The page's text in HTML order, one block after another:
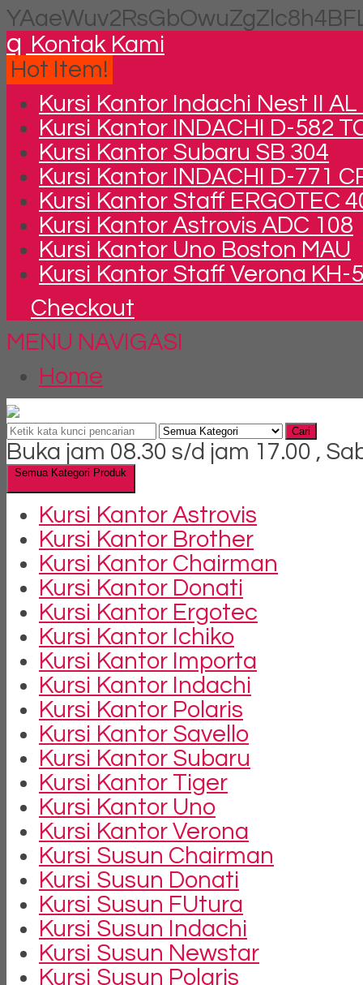
q Kontak Kami
Hot Item!
Kursi Kantor Indachi Nest II AL
Kursi Kantor INDACHI D-582
Kursi Kantor Subaru SB 304
Kursi Kantor INDACHI D-771
Kursi Kantor Staff ERGOTEC
Kursi Kantor Astrovis ADC 108
Kursi Kantor Uno Boston MAU
Kursi Kantor Staff Verona KH-
Checkout
MENU NAVIGASI
Home
Cari
Buka jam 08.30 s/d jam 17.00 ,
Semua Kategori Produk
Kursi Kantor Astrovis
Kursi Kantor Brother
Kursi Kantor Chairman
Kursi Kantor Donati
Kursi Kantor Ergotec
Kursi Kantor Ichiko
Kursi Kantor Importa
Kursi Kantor Indachi
Kursi Kantor Polaris
Kursi Kantor Savello
Kursi Kantor Subaru
Kursi Kantor Tiger
Kursi Kantor Uno
Kursi Kantor Verona
Kursi Susun Chairman
Kursi Susun Donati
Kursi Susun FUtura
Kursi Susun Indachi
Kursi Susun Newstar
Kursi Susun Polaris